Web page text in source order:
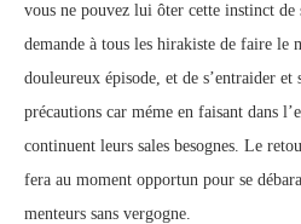
vous ne pouvez lui ôter cette instinct de
demande à tous les hirakiste de faire le
douleureux épisode, et de s’entraider et
précautions car méme en faisant dans
continuent leurs sales besognes. Le
fera au moment opportun pour se
menteurs sans vergogne.